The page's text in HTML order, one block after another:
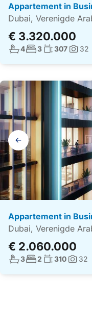
Appartement in
Dubai, Verenigde
€ 3.320.000
Aantal badkamers:
4Aantal slaapkamers:
3 307 Foto's:
32
Galerij
navigatie
Appartement in
Dubai, Verenigde
€ 2.060.000
Aantal badkamers:
3Aantal slaapkamers:
2 310Foto's:
32